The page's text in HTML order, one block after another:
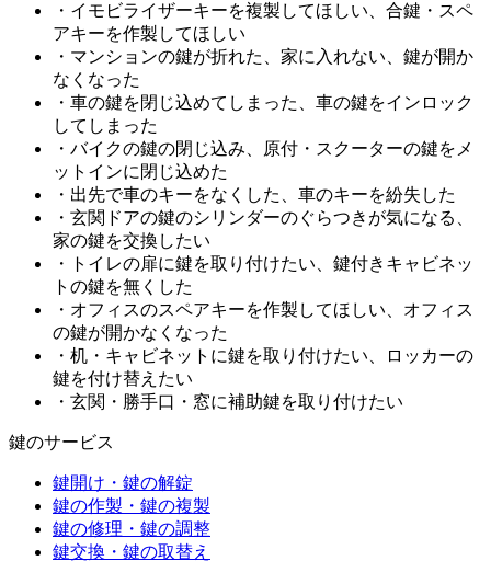
・イモビライザーキーを複製してほしい、合鍵・スペ
アキーを作製してほしい
・マンションの鍵が折れた、家に入れない、鍵が開か
なくなった
・車の鍵を閉じ込めてしまった、車の鍵をインロック
してしまった
・バイクの鍵の閉じ込み、原付・スクーターの鍵をメ
ットインに閉じ込めた
・出先で車のキーをなくした、車のキーを紛失した
・玄関ドアの鍵のシリンダーのぐらつきが気になる、
家の鍵を交換したい
・トイレの扉に鍵を取り付けたい、鍵付きキャビネッ
トの鍵を無くした
・オフィスのスペアキーを作製してほしい、オフィス
の鍵が開かなくなった
・机・キャビネットに鍵を取り付けたい、ロッカーの
鍵を付け替えたい
・玄関・勝手口・窓に補助鍵を取り付けたい
鍵のサービス
鍵開け・鍵の解錠
鍵の作製・鍵の複製
鍵の修理・鍵の調整
鍵交換・鍵の取替え